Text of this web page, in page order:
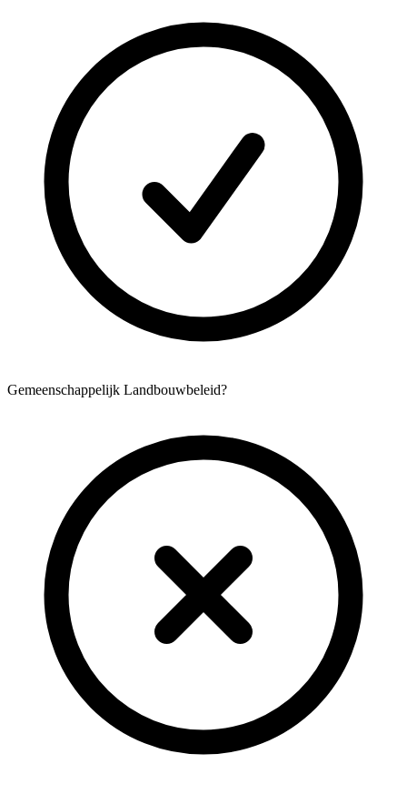
Gemeenschappelijk Landbouwbeleid?